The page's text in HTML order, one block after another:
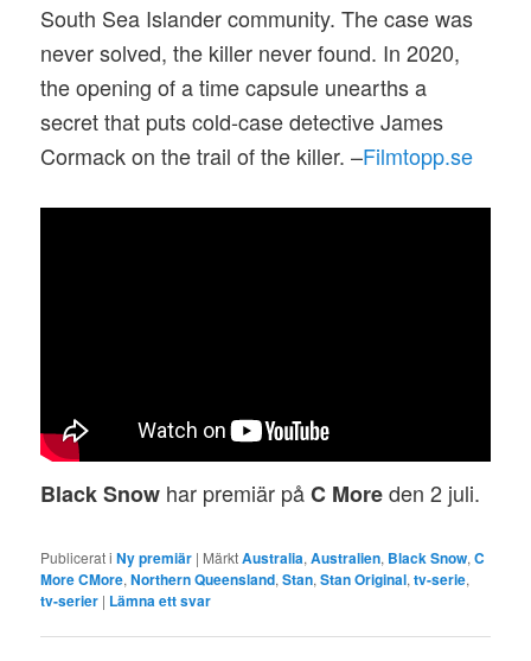
South Sea Islander community. The case was
never solved, the killer never found. In 2020,
the opening of a time capsule unearths a
secret that puts cold-case detective James
Cormack on the trail of the killer. –Filmtopp.se
Black Snow har premiär påC Moreden 2 juli.
Publicerat i Ny premiär | MärktAustralia,Australien, Black Snow,C
More CMore,Northern Queensland,Stan,Stan Original,tv-serie,
tv-serier | Lämna ett svar